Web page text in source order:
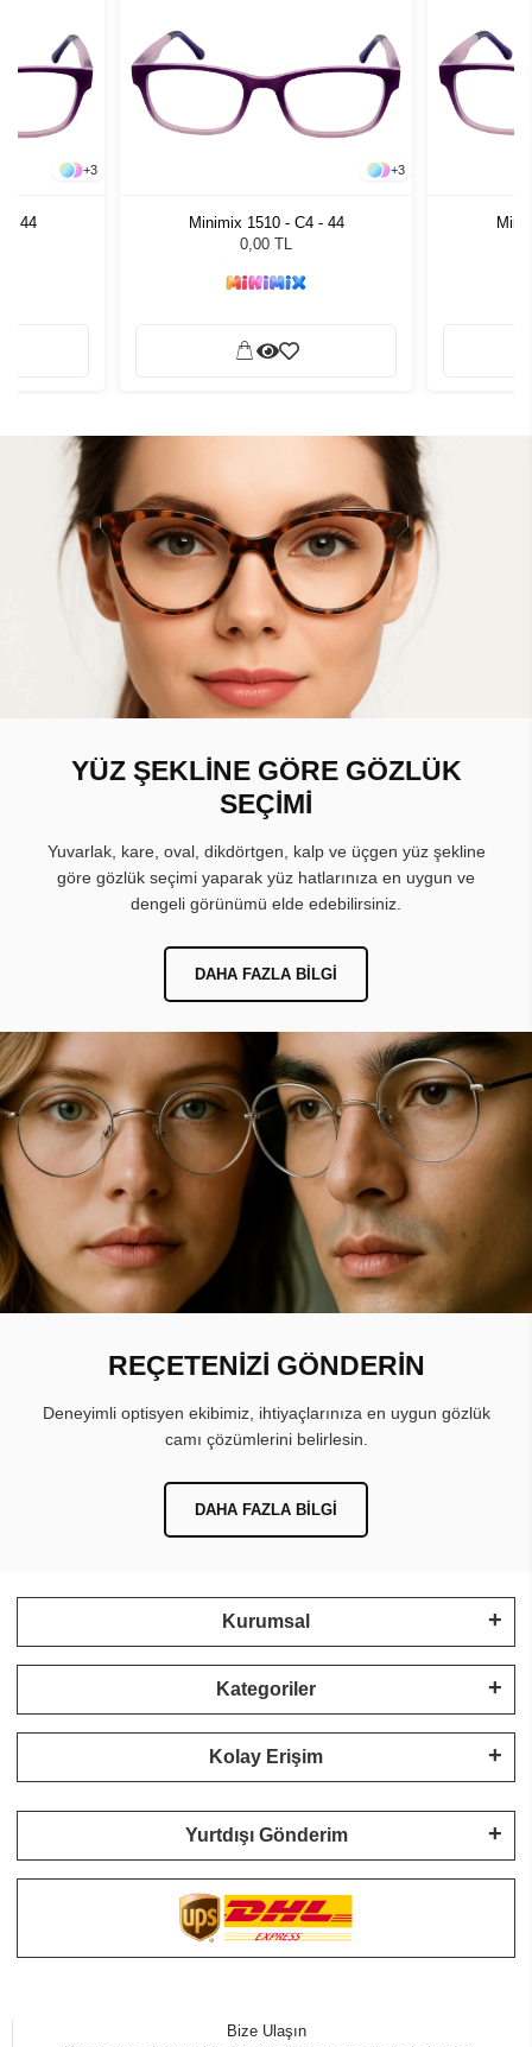
+3
- 44
+3
Minimix 1510 - C4 - 44
0,00 TL
YÜZ ŞEKLİNE GÖRE GÖZLÜK
SEÇİMİ
Yuvarlak, kare, oval, dikdörtgen, kalp ve üçgen yüz şekline
göre gözlük seçimi yaparak yüz hatlarınıza en uygun ve
dengeli görünümü elde edebilirsiniz.
DAHA FAZLA BILGI
REÇETENİZİ GÖNDERİN
Deneyimli optisyen ekibimiz, ihtiyaçlarınıza en uygun gözlük
camı çözümlerini belirlesin.
DAHA FAZLA BILGI
Kurumsal
Kategoriler
Kolay Erişim
Yurtdışı Gönderim
Bize Ulaşın